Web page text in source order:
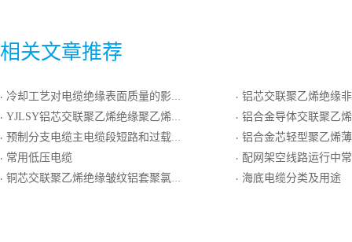
相关文章推荐
· 冷却工艺对电缆绝缘表面质量的影响
· YJLSY铝芯交联聚乙烯绝缘聚乙烯护套电力电缆
· 预制分支电缆主电缆段短路和过载保护问题
· 常用低压电缆
· 铜芯交联聚乙烯绝缘皱纹铝套聚氯乙烯外护套电力电缆
· 铝芯交联聚乙烯绝缘非磁性金属带铠
· 铝合金导体交联聚乙烯绝缘联锁型铝铠装低烟无卤聚
· 铝合金芯轻型聚乙烯薄
· 配网架空线路运行中常
· 海底电缆分类及用途